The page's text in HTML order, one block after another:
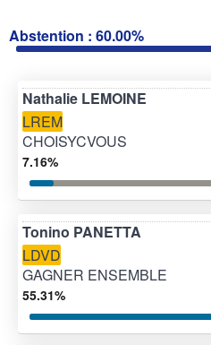
Abstention : 60.00%
Nathalie LEMOINE
LREM
CHOISYCVOUS
7.16%
Tonino PANETTA
LDVD
GAGNER ENSEMBLE
55.31%